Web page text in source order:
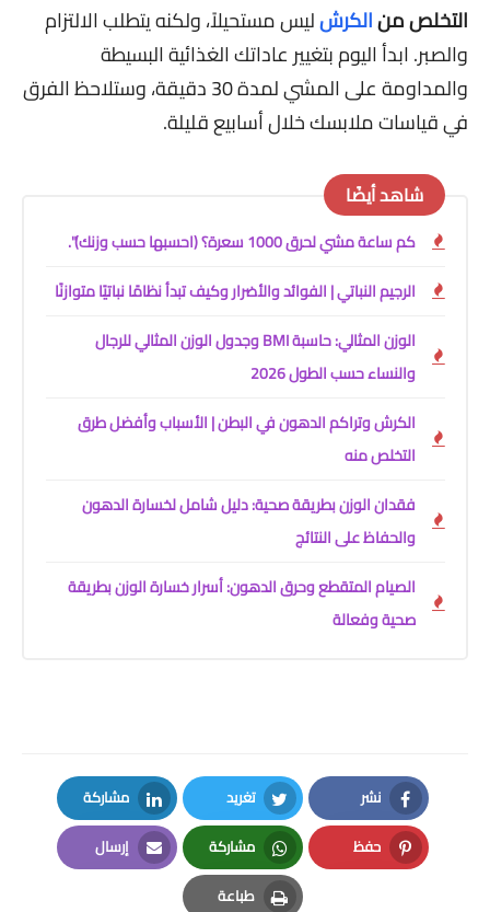
التخلص منالكرشليس مستحيلاً، ولكنه يتطلب الالتزام
والصبر. ابدأ اليوم بتغيير عاداتك الغذائية البسيطة
والمداومة على المشي لمدة 30 دقيقة، وستلاحظ الفرق
في قياسات ملابسك خلال أسابيع قليلة.
شاهد أيضًا
كم ساعة مشي لحرق 1000 سعرة؟ (احسبها حسب وزنك)".
الرجيم النباتي | الفوائد والأضرار وكيف تبدأ نظامًا نباتيًا متوازنًا
الوزن المثالي: حاسبة BMI وجدول الوزن المثالي للرجال
والنساء حسب الطول 2026
الكرش وتراكم الدهون في البطن | الأسباب وأفضل طرق
التخلص منه
فقدان الوزن بطريقة صحية: دليل شامل لخسارة الدهون
والحفاظ على النتائج
الصيام المتقطع وحرق الدهون: أسرار خسارة الوزن بطريقة
صحية وفعالة
نشر
Facebook
تغريد
Twitter
مشاركة
LinkedIn
حفظ
Pinterest
مشاركة
Whatsapp
إرسال
Email
طباعة